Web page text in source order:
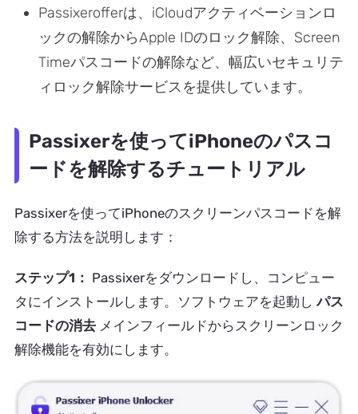
Passixerofferは、iCloudアクティベーションロ
ックの解除からApple IDのロック解除、Screen
Timeパスコードの解除など、幅広いセキュリテ
ィロック解除サービスを提供しています。
Passixerを使ってiPhoneのパスコ
ードを解除するチュートリアル
Passixerを使ってiPhoneのスクリーンパスコードを解
除する方法を説明します：
ステップ1： Passixerをダウンロードし、コンピュー
タにインストールします。ソフトウェアを起動しパス
コードの消去メインフィールドからスクリーンロック
解除機能を有効にします。